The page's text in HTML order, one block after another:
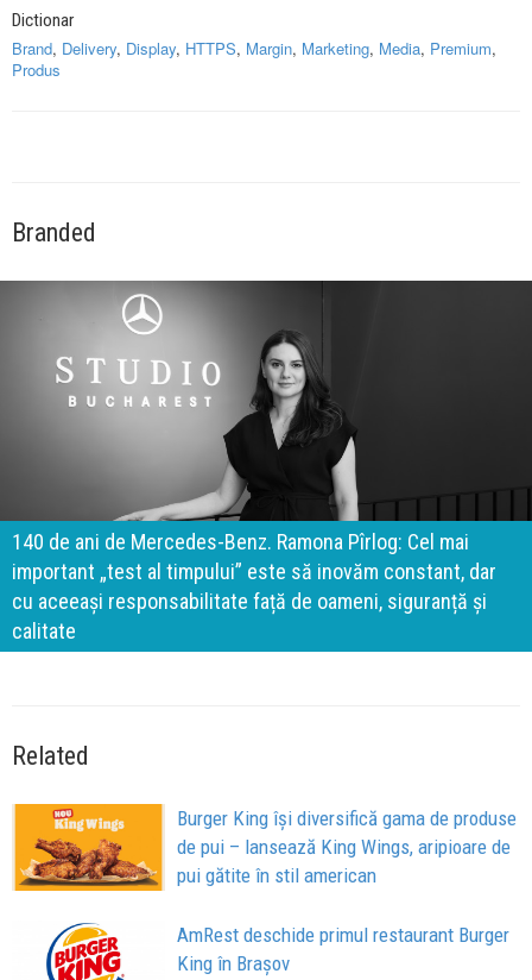
Dictionar
Brand, Delivery, Display, HTTPS, Margin, Marketing, Media, Premium,
Produs
Branded
140 de ani de Mercedes-Benz. Ramona Pîrlog: Cel mai
important „test al timpului” este să inovăm constant, dar
cu aceeași responsabilitate față de oameni, siguranță și
calitate
Related
Burger King își diversifică gama de produse
de pui – lansează King Wings, aripioare de
pui gătite în stil american
AmRest deschide primul restaurant Burger
King în Brașov